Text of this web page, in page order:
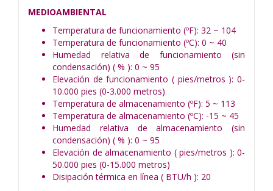
MEDIOAMBIENTAL
Temperatura de funcionamiento (ºF): 32 ~ 104
Temperatura de funcionamiento (ºC): 0 ~ 40
Humedad relativa de funcionamiento (sin
condensación) ( % ): 0 ~ 95
Elevación de funcionamiento ( pies/metros ): 0-
10.000 pies (0-3.000 metros)
Temperatura de almacenamiento (ºF): 5 ~ 113
Temperatura de almacenamiento (ºC): -15 ~ 45
Humedad relativa de almacenamiento (sin
condensación) ( % ): 0 ~ 95
Elevación de almacenamiento ( pies/metros ): 0-
50.000 pies (0-15.000 metros)
Disipación térmica en línea ( BTU/h ): 20